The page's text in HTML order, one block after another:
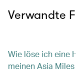
Verwandte
Wie löse ich eine
meinen Asia